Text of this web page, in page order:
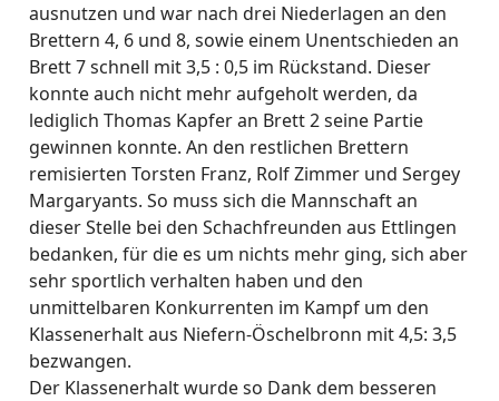
ausnutzen und war nach drei Niederlagen an den
Brettern 4, 6 und 8, sowie einem Unentschieden an
Brett 7 schnell mit 3,5 : 0,5 im Rückstand. Dieser
konnte auch nicht mehr aufgeholt werden, da
lediglich Thomas Kapfer an Brett 2 seine Partie
gewinnen konnte. An den restlichen Brettern
remisierten Torsten Franz, Rolf Zimmer und Sergey
Margaryants. So muss sich die Mannschaft an
dieser Stelle bei den Schachfreunden aus Ettlingen
bedanken, für die es um nichts mehr ging, sich aber
sehr sportlich verhalten haben und den
unmittelbaren Konkurrenten im Kampf um den
Klassenerhalt aus Niefern-Öschelbronn mit 4,5: 3,5
bezwangen.
Der Klassenerhalt wurde so Dank dem besseren